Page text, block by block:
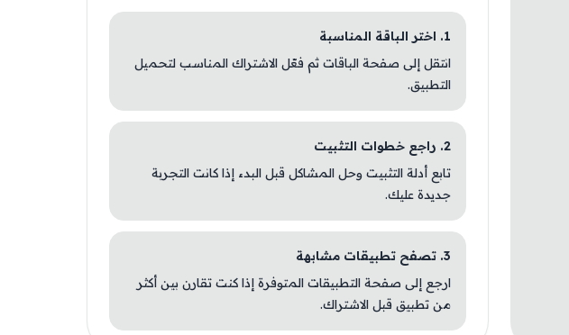
1. اختر الباقة المناسبة
انتقل إلى صفحة الباقات ثم فعّل الاشتراك المناسب لتحميل
التطبيق.
2. راجع خطوات التثبيت
تابع أدلة التثبيت وحل المشاكل قبل البدء إذا كانت التجربة
جديدة عليك.
3. تصفح تطبيقات مشابهة
ارجع إلى صفحة التطبيقات المتوفرة إذا كنت تقارن بين أكثر
من تطبيق قبل الاشتراك.